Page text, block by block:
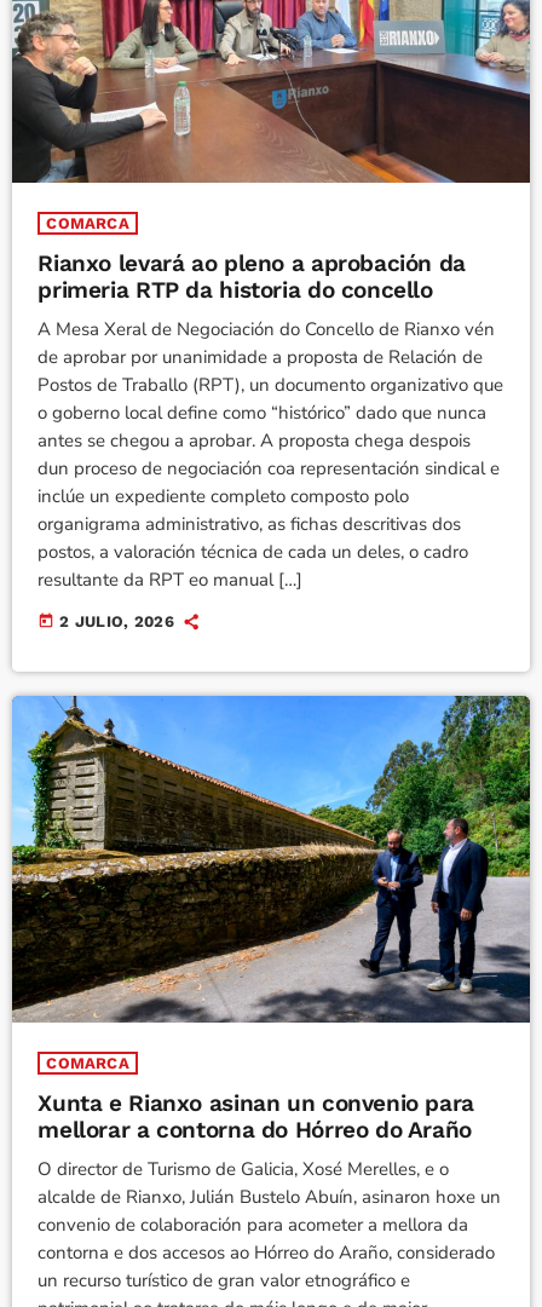
COMARCA
Rianxo levará ao pleno a aprobación da
primeria RTP da historia do concello
A Mesa Xeral de Negociación do Concello de Rianxo vén
de aprobar por unanimidade a proposta de Relación de
Postos de Traballo (RPT), un documento organizativo que
o goberno local define como “histórico” dado que nunca
antes se chegou a aprobar. A proposta chega despois
dun proceso de negociación coa representación sindical e
inclúe un expediente completo composto polo
organigrama administrativo, as fichas descritivas dos
postos, a valoración técnica de cada un deles, o cadro
resultante da RPT eo manual […]
today 2 JULIO, 2026
COMARCA
Xunta e Rianxo asinan un convenio para
mellorar a contorna do Hórreo do Araño
O director de Turismo de Galicia, Xosé Merelles, e o
alcalde de Rianxo, Julián Bustelo Abuín, asinaron hoxe un
convenio de colaboración para acometer a mellora da
contorna e dos accesos ao Hórreo do Araño, considerado
un recurso turístico de gran valor etnográfico e